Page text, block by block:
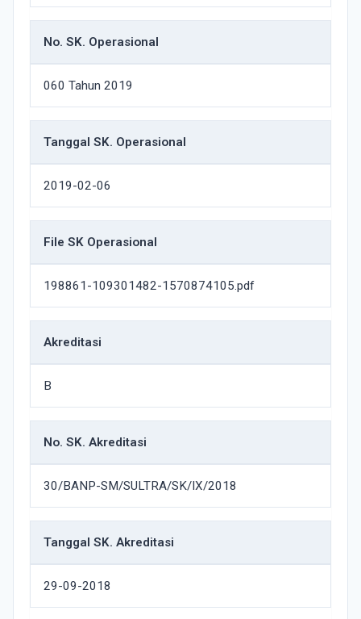
No. SK. Operasional
060 Tahun 2019
Tanggal SK. Operasional
2019-02-06
File SK Operasional
198861-109301482-1570874105.pdf
Akreditasi
B
No. SK. Akreditasi
30/BANP-SM/SULTRA/SK/IX/2018
Tanggal SK. Akreditasi
29-09-2018